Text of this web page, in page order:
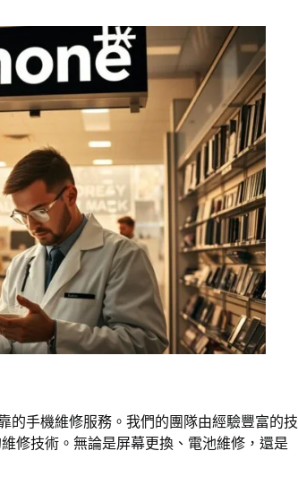
的手機維修服務。我們的團隊由經驗豐富的技
修技術。無論是屏幕更換、電池維修，還是